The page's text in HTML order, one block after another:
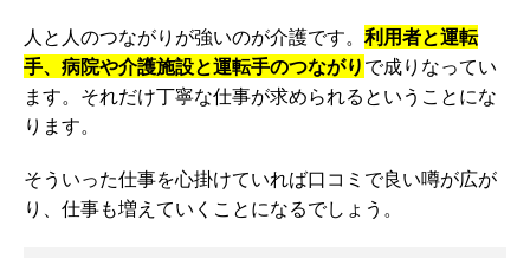
人と人のつながりが強いのが介護です。 利用者と運転
手、病院や介護施設と運転手のつながり で成りなってい
ます。それだけ丁寧な仕事が求められるということにな
ります。
そういった仕事を心掛けていれば口コミで良い噂が広が
り、仕事も増えていくことになるでしょう。